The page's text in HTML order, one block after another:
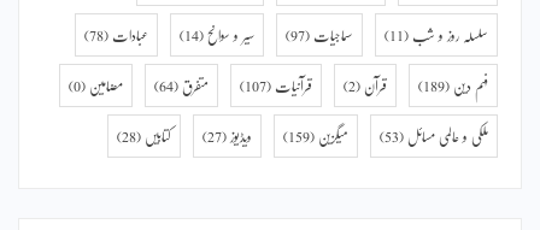
سلسلہ روز و شب (11) سماجیات (97) سیر و سوانح (14) عبادات (78)
فہم دین (189) قرآن (2) قرآنیات (107) متفرق (64) مضامین (0)
ملکی و عالمی مسائل (53) میگزین (159) ویڈیوز (27) کتابیں (28)